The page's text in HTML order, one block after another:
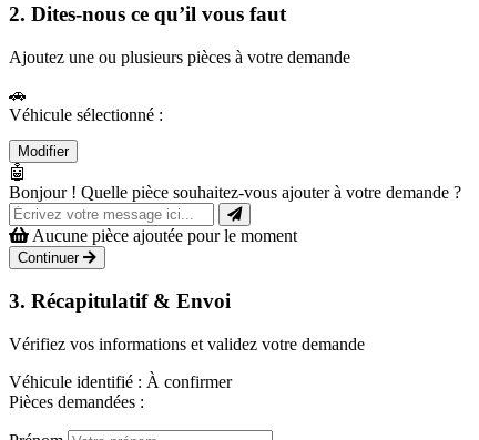
2. Dites-nous ce qu’il vous faut
Ajoutez une ou plusieurs pièces à votre demande
🚗
Véhicule sélectionné :
Modifier
🤖
Bonjour ! Quelle pièce souhaitez-vous ajouter à votre demande ?
Aucune pièce ajoutée pour le moment
Continuer
3. Récapitulatif & Envoi
Vérifiez vos informations et validez votre demande
Véhicule identifié : À confirmer
Pièces demandées :